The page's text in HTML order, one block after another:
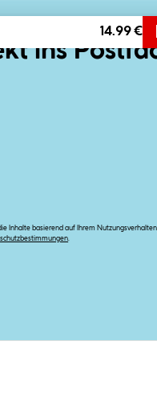
14.99 €
ins
Inhalte basierend auf Ihrem
.